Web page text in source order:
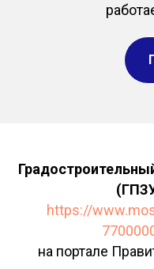
https://
на портале